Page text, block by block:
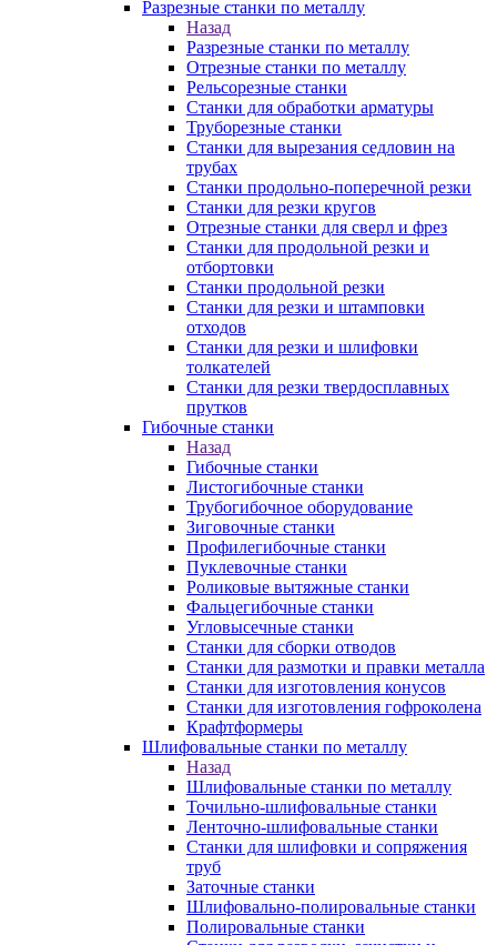
Разрезные станки по металлу
Назад
Разрезные станки по металлу
Отрезные станки по металлу
Рельсорезные станки
Станки для обработки арматуры
Труборезные станки
Станки для вырезания седловин на
трубаx
Станки продольно-поперечной резки
Станки для резки кругов
Отрезные станки для сверл и фрез
Станки для продольной резки и
отбортовки
Станки продольной резки
Станки для резки и штамповки
отходов
Станки для резки и шлифовки
толкателей
Станки для резки твердосплавных
прутков
Гибочные станки
Назад
Гибочные станки
Листогибочные станки
Трубогибочное оборудование
Зиговочные станки
Профилегибочные станки
Пуклевочные станки
Роликовые вытяжные станки
Фальцегибочные станки
Угловысечные станки
Станки для сборки отводов
Станки для размотки и правки металла
Станки для изготовления конусов
Станки для изготовления гофроколена
Крафтформеры
Шлифовальные станки по металлу
Назад
Шлифовальные станки по металлу
Точильно-шлифовальные станки
Ленточно-шлифовальные станки
Станки для шлифовки и сопряжения
труб
Заточные станки
Шлифовально-полировальные станки
Полировальные станки